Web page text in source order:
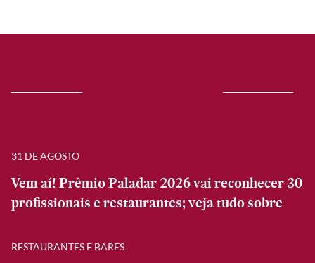
31 DE AGOSTO
Vem aí! Prêmio Paladar 2026 vai reconhecer 30
profissionais e restaurantes; veja tudo sobre
RESTAURANTES E BARES